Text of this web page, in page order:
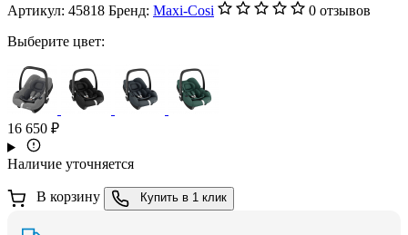
Артикул: 45818 Бренд: Maxi-Cosi
0 отзывов
Выберите цвет:
16 650 ₽
Наличие уточняется
В корзину Купить в 1 клик